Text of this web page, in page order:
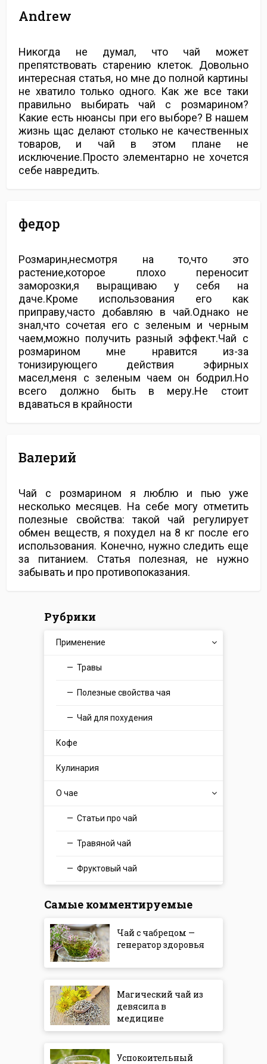
Andrew
Никогда не думал, что чай может
препятствовать старению клеток. Довольно
интересная статья, но мне до полной картины
не хватило только одного. Как же все таки
правильно выбирать чай с розмарином?
Какие есть нюансы при его выборе? В нашем
жизнь щас делают столько не качественных
товаров, и чай в этом плане не
исключение.Просто элементарно не хочется
себе навредить.
федор
Розмарин,несмотря на то,что это
растение,которое плохо переносит
заморозки,я выращиваю у себя на
даче.Кроме использования его как
приправу,часто добавляю в чай.Однако не
знал,что сочетая его с зеленым и черным
чаем,можно получить разный эффект.Чай с
розмарином мне нравится из-за
тонизирующего действия эфирных
масел,меня с зеленым чаем он бодрил.Но
всего должно быть в меру.Не стоит
вдаваться в крайности
Валерий
Чай с розмарином я люблю и пью уже
несколько месяцев. На себе могу отметить
полезные свойства: такой чай регулирует
обмен веществ, я похудел на 8 кг после его
использования. Конечно, нужно следить еще
за питанием. Статья полезная, не нужно
забывать и про противопоказания.
Рубрики
Применение
Травы
Полезные свойства чая
Чай для похудения
Кофе
Кулинария
О чае
Статьи про чай
Травяной чай
Фруктовый чай
Самые комментируемые
Чай с чабрецом —
генератор здоровья
Магический чай из
девясила в
медицине
Успокоительный